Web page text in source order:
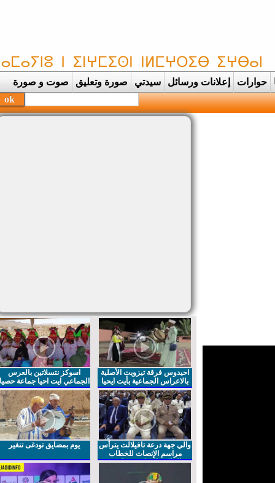
حوارات إعلانات ورسائل سيدتي صورة وتعليق صوت و صورة
احيدوس فرقة تيزويت الأصلية
بالاعراس الجماعية بأيت ايحيا
اسوكز نتسلاتين بالعرس
الجماعي ايت احيا جماعة حصيا
والي جهة درعة تافيلالت يترأس
مراسم الإنصات للخطاب
الملكي السامي بمناسبة
يوم بمضايق تودغى تنغير